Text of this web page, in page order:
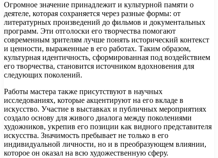
Огромное значение принадлежит и культурной памяти о
деятеле, которая сохраняется через разные формы: от
литературных произведений до фильмов и документальных
программ. Эти отголоски его творчества помогают
современным зрителям лучше понять исторический контекст
и ценности, выраженные в его работах. Таким образом,
культурная идентичность, сформированная под воздействием
его творчества, становится источником вдохновения для
следующих поколений.
Работы мастера также присутствуют в научных
исследованиях, которые акцентируют на его вкладе в
искусство. Участие в выставках и публичных мероприятиях
создало основу для живого диалога между поколениями
художников, укрепив его позиции как видного представителя
искусства. Значимость пребывает не только в его
индивидуальной личности, но и в преобразующем влиянии,
которое он оказал на всю художественную сферу.